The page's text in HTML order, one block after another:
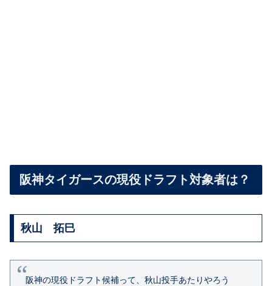
阪神タイガースの現役ドラフト対象者は？
秋山 拓巳
阪神の現役ドラフト候補って、秋山投手あたりやろう